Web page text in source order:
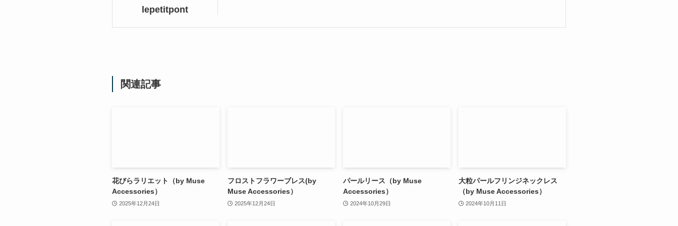
lepetitpont
関連記事
花びらラリエット（by Muse
Accessories）
2025年12月24日
フロストフラワーブレス(by
Muse Accessories）
2025年12月24日
パールリース（by Muse
Accessories）
2024年10月29日
大粒パールフリンジネックレス
（by Muse Accessories）
2024年10月11日